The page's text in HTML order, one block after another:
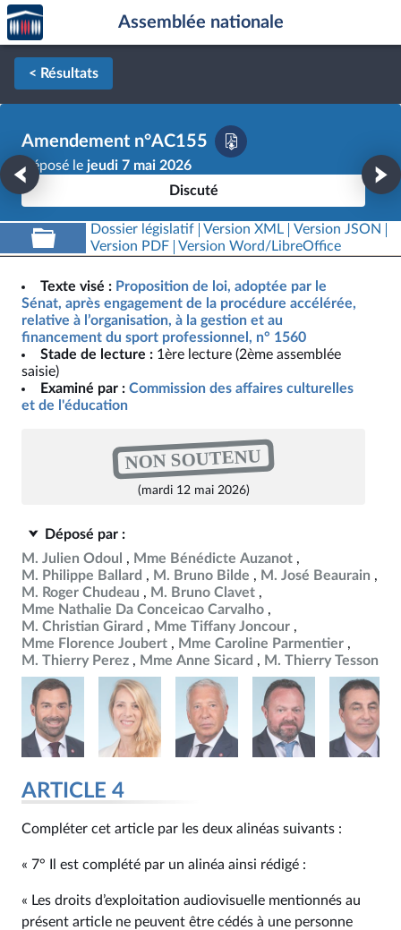
Aller au contenu
Aller en bas de la page
Accèder
à la
page
d'accueil
Assemblée nationale
< Résultats
Amendement n°AC155
Déposé le jeudi 7 mai 2026
Discuté
Dossier législatif Version XML
Version JSON
Version PDF
Version Word/LibreOffice
Texte visé : Proposition de loi, adoptée par le
Sénat, après engagement de la procédure accélérée,
relative à l’organisation, à la gestion et au
financement du sport professionnel, n° 1560
Stade de lecture : 1ère lecture (2ème assemblée
saisie)
Examiné par : Commission des affaires culturelles
et de l'éducation
NON SOUTENU
(mardi 12 mai 2026)
Déposé par :
M. Julien Odoul
Mme Bénédicte Auzanot
M. Philippe Ballard
M. Bruno Bilde
M. José Beaurain
M. Roger Chudeau
M. Bruno Clavet
Mme Nathalie Da Conceicao Carvalho
M. Christian Girard
Mme Tiffany Joncour
Mme Florence Joubert
Mme Caroline Parmentier
M. Thierry Perez
Mme Anne Sicard M. Thierry Tesson
ARTICLE 4
Compléter cet article par les deux alinéas suivants :
« 7° Il est complété par un alinéa ainsi rédigé :
« Les droits d’exploitation audiovisuelle mentionnés au
présent article ne peuvent être cédés à une personne